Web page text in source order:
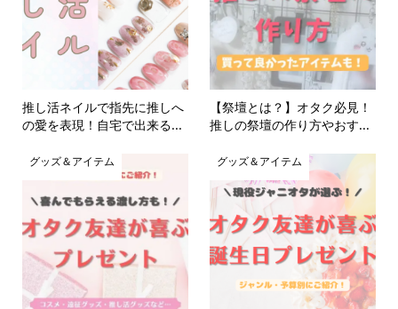
推し活ネイルで指先に推しへ
の愛を表現！自宅で出来る...
【祭壇とは？】オタク必見！
推しの祭壇の作り方やおす...
グッズ＆アイテム グッズ＆アイテム